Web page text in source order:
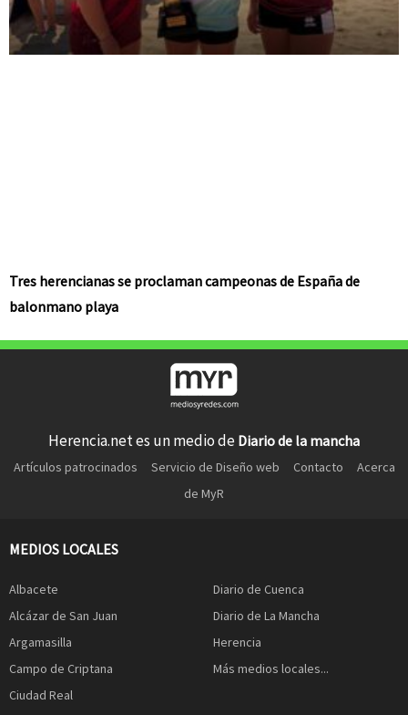
Tres herencianas se proclaman campeonas de España de
balonmano playa
Herencia.net es un medio de Diario de la mancha
Artículos patrocinados Servicio de Diseño web Contacto
Acerca
de MyR
MEDIOS LOCALES
Albacete
Alcázar de San Juan
Argamasilla
Campo de Criptana
Ciudad Real
Diario de Cuenca
Diario de La Mancha
Herencia
Más medios locales...